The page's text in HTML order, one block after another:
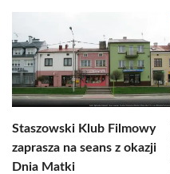
Staszowski Klub Filmowy
zaprasza na seans z okazji
Dnia Matki